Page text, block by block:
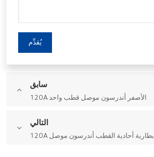
يُقدِّم
سابق
120A الأصفر أندرسون موصل قطب واحد
التالي
120A بطارية أحادية القطب أندرسون موصل